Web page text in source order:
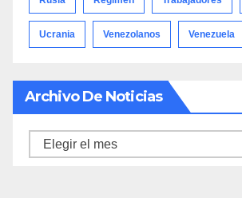
Ucrania Venezolanos Venezuela
Archivo De Noticias
Archivo